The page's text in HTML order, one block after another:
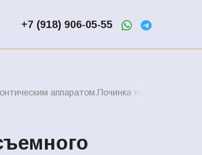
+7 (918) 906-05-55
аппаратом.Починка несъемного